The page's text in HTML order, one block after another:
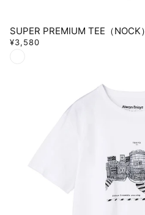
SUPER PREMIUM TEE（NOCK）
¥3,580